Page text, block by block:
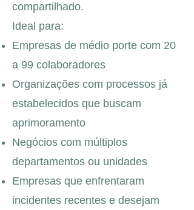
compartilhado.
Ideal para:
Empresas de médio porte com 20
a 99 colaboradores
Organizações com processos já
estabelecidos que buscam
aprimoramento
Negócios com múltiplos
departamentos ou unidades
Empresas que enfrentaram
incidentes recentes e desejam